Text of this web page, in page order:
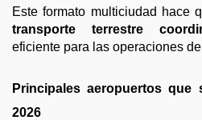
Este formato multiciudad hace
transporte terrestre
eficiente para las operaciones
Principales aeropuertos que
2026